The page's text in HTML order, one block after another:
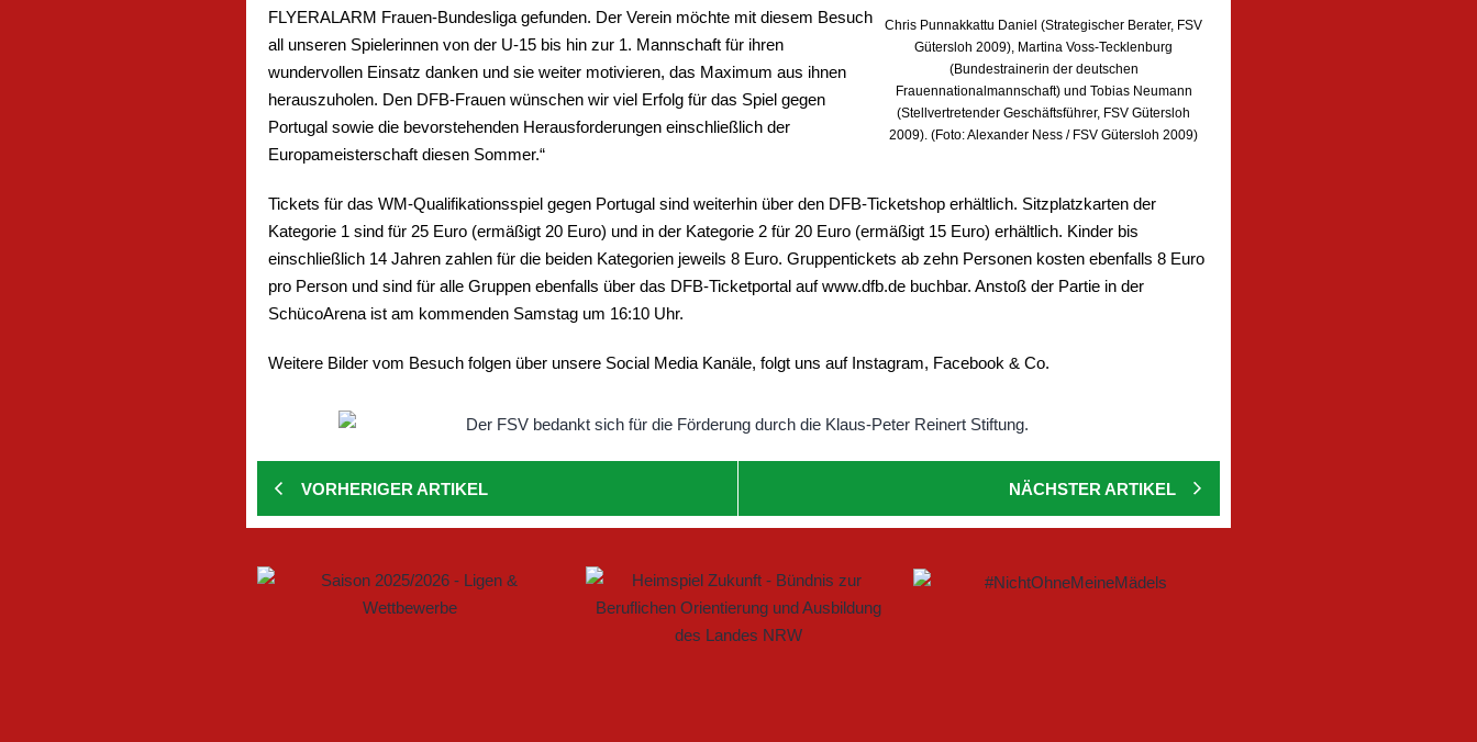
Chris Punnakkattu Daniel (Strategischer Berater, FSV
Gütersloh 2009), Martina Voss-Tecklenburg
(Bundestrainerin der deutschen
Frauennationalmannschaft) und Tobias Neumann
(Stellvertretender Geschäftsführer, FSV Gütersloh
2009). (Foto: Alexander Ness / FSV Gütersloh 2009)
FLYERALARM Frauen-Bundesliga gefunden. Der Verein möchte mit diesem Besuch
all unseren Spielerinnen von der U-15 bis hin zur 1. Mannschaft für ihren
wundervollen Einsatz danken und sie weiter motivieren, das Maximum aus ihnen
herauszuholen. Den DFB-Frauen wünschen wir viel Erfolg für das Spiel gegen
Portugal sowie die bevorstehenden Herausforderungen einschließlich der
Europameisterschaft diesen Sommer.“
Tickets für das WM-Qualifikationsspiel gegen Portugal sind weiterhin über den DFB-Ticketshop erhältlich. Sitzplatzkarten der
Kategorie 1 sind für 25 Euro (ermäßigt 20 Euro) und in der Kategorie 2 für 20 Euro (ermäßigt 15 Euro) erhältlich. Kinder bis
einschließlich 14 Jahren zahlen für die beiden Kategorien jeweils 8 Euro. Gruppentickets ab zehn Personen kosten ebenfalls 8 Euro
pro Person und sind für alle Gruppen ebenfalls über das DFB-Ticketportal auf www.dfb.de buchbar. Anstoß der Partie in der
SchücoArena ist am kommenden Samstag um 16:10 Uhr.
Weitere Bilder vom Besuch folgen über unsere Social Media Kanäle, folgt uns auf Instagram, Facebook & Co.
VORHERIGER ARTIKEL NÄCHSTER ARTIKEL